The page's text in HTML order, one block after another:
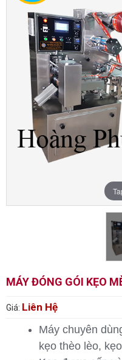
MÁY ĐÓNG GÓI KẸO
Giá: Liên Hệ
Máy chuyên
kẹo thèo lèo,